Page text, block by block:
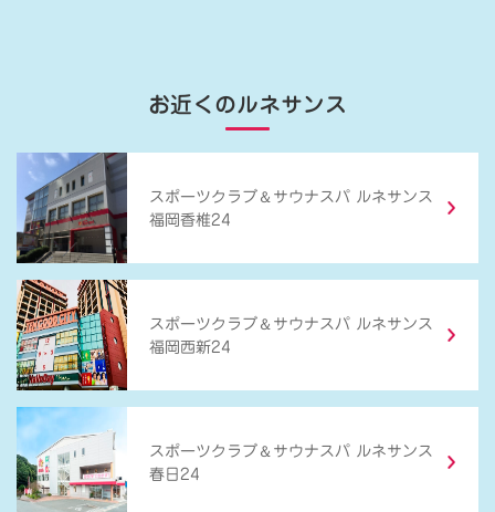
お近くのルネサンス
スポーツクラブ ＆ サウナスパ ルネサンス
福岡香椎24
スポーツクラブ ＆ サウナスパ ルネサンス
福岡西新24
スポーツクラブ ＆ サウナスパ ルネサンス
春日24